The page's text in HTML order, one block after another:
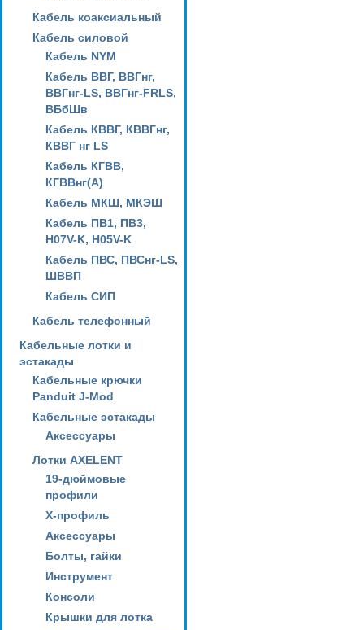
Кабель коаксиальный
Кабель силовой
Кабель NYM
Кабель ВВГ, ВВГнг,
ВВГнг-LS, ВВГнг-FRLS,
ВБбШв
Кабель КВВГ, КВВГнг,
КВВГ нг LS
Кабель КГВВ,
КГВВнг(А)
Кабель МКШ, МКЭШ
Кабель ПВ1, ПВ3,
H07V-K, H05V-K
Кабель ПВС, ПВСнг-LS,
ШВВП
Кабель СИП
Кабель телефонный
Кабельные лотки и
эстакады
Кабельные крючки
Panduit J-Mod
Кабельные эстакады
Аксессуары
Лотки AXELENT
19-дюймовые
профили
X-профиль
Аксессуары
Болты, гайки
Инструмент
Консоли
Крышки для лотка